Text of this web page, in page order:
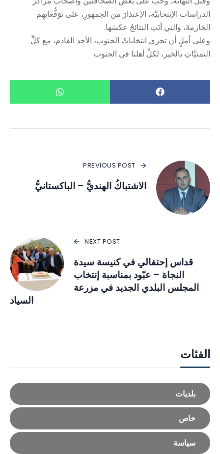
الدراسات الإنتخابيَّة، الإعتذارَ من الجمهورِ، على تَوَقُّعاتِهِم
الجَازمةَ، والتي أتَتِ النتائجُ عكسَها.
وعلى أملٍ أن تجري انتخاباتُ الجنوب، الأحد القادم، مع كلِّ
التمنيَّاتِ بالخير، لكلِّ أهلنا في الجنوب.
PREVIOUS POST
الاشتباكُ الهنديُّ – الباكستانيُّ
NEXT POST
قداس إحتفالي في كنيسة سيدة
النجاة – عبّود بمناسبة إنتخاب
المجلس البلدي الجديد في مزرعة
السياد
الفئات
بلديات
خاص
سياسة